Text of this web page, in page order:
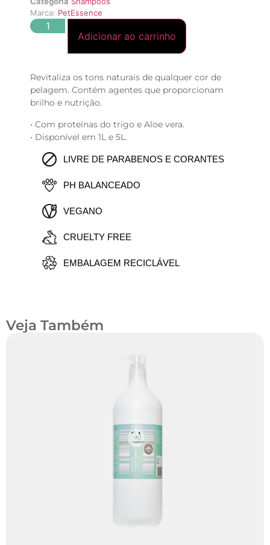
Marca: PetEssence
Adicionar ao carrinho
Revitaliza os tons naturais de qualquer cor de
pelagem. Contém agentes que proporcionam
brilho e nutrição.
• Com proteínas do trigo e Aloe vera.
• Disponível em 1L e 5L.
LIVRE DE PARABENOS E CORANTES
PH BALANCEADO
VEGANO
CRUELTY FREE
EMBALAGEM RECICLÁVEL
Veja Também